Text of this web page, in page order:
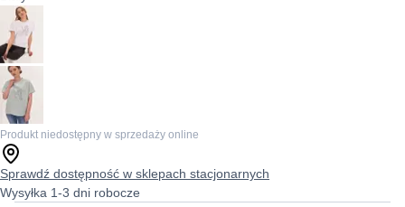
Produkt niedostępny w sprzedaży online
Sprawdź dostępność w sklepach stacjonarnych
Wysyłka 1-3 dni robocze